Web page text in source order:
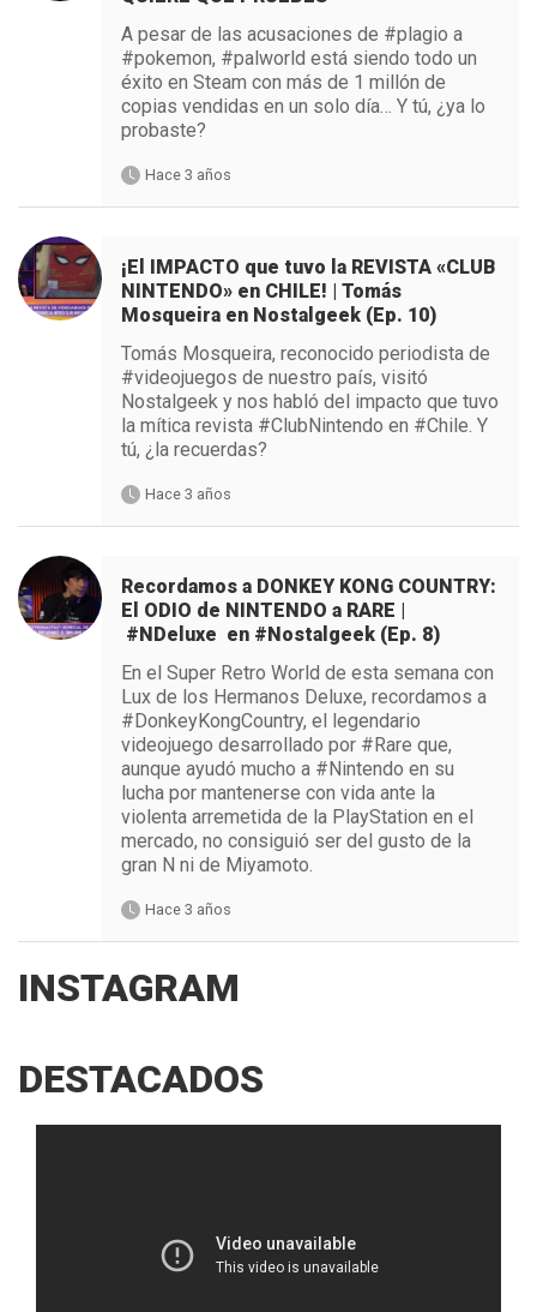
A pesar de las acusaciones de #plagio a
#pokemon, #palworld está siendo todo un
éxito en Steam con más de 1 millón de
copias vendidas en un solo día… Y tú, ¿ya lo
probaste?
Hace 3 años
¡El IMPACTO que tuvo la REVISTA «CLUB
NINTENDO» en CHILE! | Tomás
Mosqueira en Nostalgeek (Ep. 10)
Tomás Mosqueira, reconocido periodista de
#videojuegos de nuestro país, visitó
Nostalgeek y nos habló del impacto que tuvo
la mítica revista #ClubNintendo en #Chile. Y
tú, ¿la recuerdas?
Hace 3 años
Recordamos a DONKEY KONG COUNTRY:
El ODIO de NINTENDO a RARE |
#NDeluxe en #Nostalgeek (Ep. 8)
En el Super Retro World de esta semana con
Lux de los Hermanos Deluxe, recordamos a
#DonkeyKongCountry, el legendario
videojuego desarrollado por #Rare que,
aunque ayudó mucho a #Nintendo en su
lucha por mantenerse con vida ante la
violenta arremetida de la PlayStation en el
mercado, no consiguió ser del gusto de la
gran N ni de Miyamoto.
Hace 3 años
INSTAGRAM
DESTACADOS